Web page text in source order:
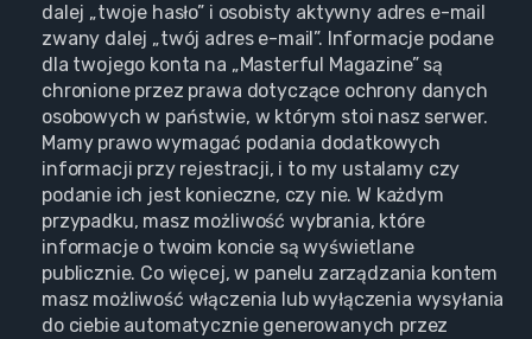
dalej „twoje hasło” i osobisty aktywny adres e-mail
zwany dalej „twój adres e-mail”. Informacje podane
dla twojego konta na „Masterful Magazine” są
chronione przez prawa dotyczące ochrony danych
osobowych w państwie, w którym stoi nasz serwer.
Mamy prawo wymagać podania dodatkowych
informacji przy rejestracji, i to my ustalamy czy
podanie ich jest konieczne, czy nie. W każdym
przypadku, masz możliwość wybrania, które
informacje o twoim koncie są wyświetlane
publicznie. Co więcej, w panelu zarządzania kontem
masz możliwość włączenia lub wyłączenia wysyłania
do ciebie automatycznie generowanych przez